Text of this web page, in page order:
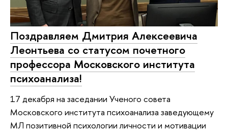
Поздравляем Дмитрия Алексеевича
Леонтьева со статусом почетного
профессора Московского института
психоанализа!
17 декабря на заседании Ученого совета
Московского института психоанализа заведующему
МЛ позитивной психологии личности и мотивации